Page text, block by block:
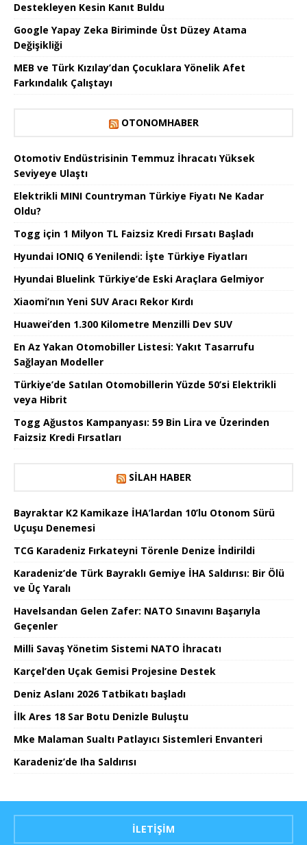
Destekleyen Kesin Kanıt Buldu
Google Yapay Zeka Biriminde Üst Düzey Atama
Değişikliği
MEB ve Türk Kızılay’dan Çocuklara Yönelik Afet
Farkındalık Çalıştayı
OTONOMHABER
Otomotiv Endüstrisinin Temmuz İhracatı Yüksek
Seviyeye Ulaştı
Elektrikli MINI Countryman Türkiye Fiyatı Ne Kadar
Oldu?
Togg için 1 Milyon TL Faizsiz Kredi Fırsatı Başladı
Hyundai IONIQ 6 Yenilendi: İşte Türkiye Fiyatları
Hyundai Bluelink Türkiye’de Eski Araçlara Gelmiyor
Xiaomi’nın Yeni SUV Aracı Rekor Kırdı
Huawei’den 1.300 Kilometre Menzilli Dev SUV
En Az Yakan Otomobiller Listesi: Yakıt Tasarrufu
Sağlayan Modeller
Türkiye’de Satılan Otomobillerin Yüzde 50’si Elektrikli
veya Hibrit
Togg Ağustos Kampanyası: 59 Bin Lira ve Üzerinden
Faizsiz Kredi Fırsatları
SILAH HABER
Bayraktar K2 Kamikaze İHA’lardan 10’lu Otonom Sürü
Uçuşu Denemesi
TCG Karadeniz Fırkateyni Törenle Denize İndirildi
Karadeniz’de Türk Bayraklı Gemiye İHA Saldırısı: Bir Ölü
ve Üç Yaralı
Havelsandan Gelen Zafer: NATO Sınavını Başarıyla
Geçenler
Milli Savaş Yönetim Sistemi NATO İhracatı
Karçel’den Uçak Gemisi Projesine Destek
Deniz Aslanı 2026 Tatbikatı başladı
İlk Ares 18 Sar Botu Denizle Buluştu
Mke Malaman Sualtı Patlayıcı Sistemleri Envanteri
Karadeniz’de Iha Saldırısı
İLETIŞIM